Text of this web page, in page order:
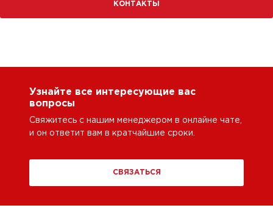
КОНТАКТЫ
Узнайте все интересующие вас
вопросы
Свяжитесь с нашим менеджером в онлайне чате,
и он ответит вам в кратчайшие сроки.
СВЯЗАТЬСЯ